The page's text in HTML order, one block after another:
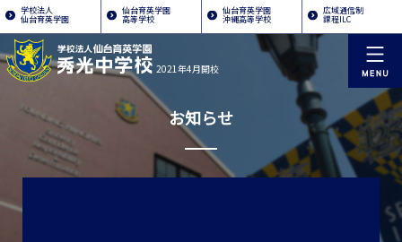
学校法人
仙台育英学園
仙台育英学園
高等学校
仙台育英学園
沖縄高等学校
広域通信制
課程ILC
2021年4月開校
お知らせ